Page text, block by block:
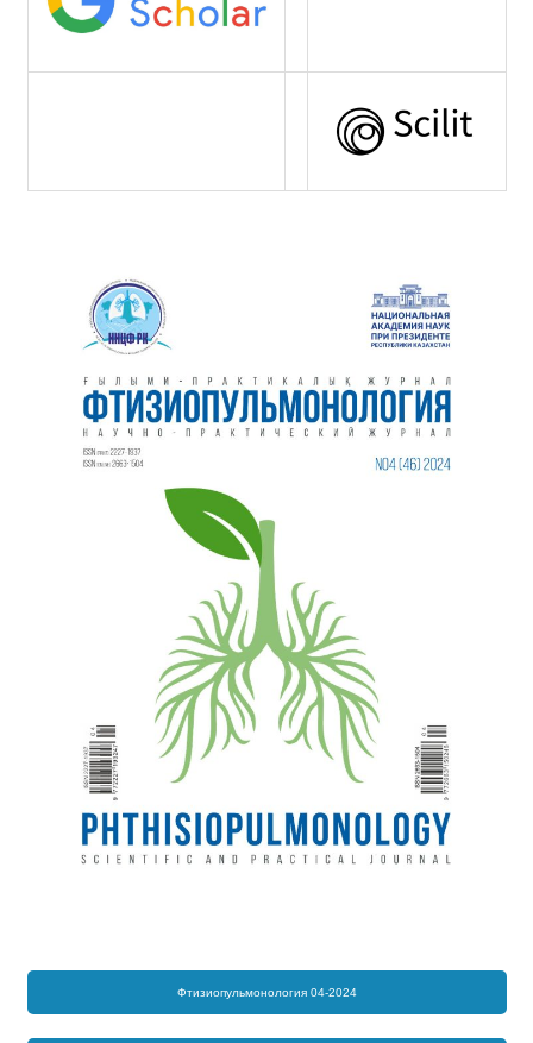
Фтизиопульмонология 04-2024